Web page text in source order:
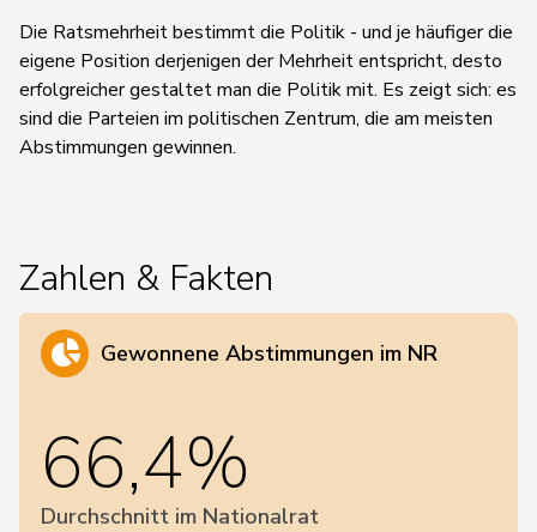
Die Ratsmehrheit bestimmt die Politik - und je häufiger die
eigene Position derjenigen der Mehrheit entspricht, desto
erfolgreicher gestaltet man die Politik mit. Es zeigt sich: es
sind die Parteien im politischen Zentrum, die am meisten
Abstimmungen gewinnen.
Zahlen & Fakten
Gewonnene Abstimmungen im NR
66,4%
Durchschnitt im Nationalrat